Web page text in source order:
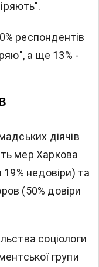
респондентів
а ще 13% -
діячів
мер Харкова
19% недовіри) та
(50% довіри
соціологи
групи